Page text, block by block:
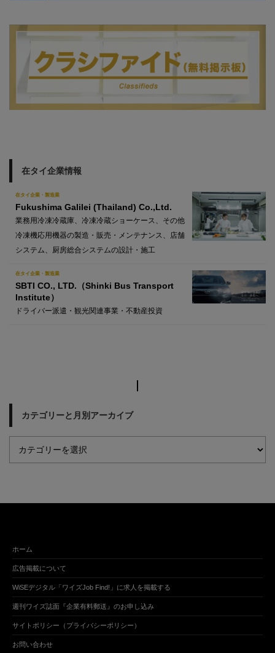
在タイ企業情報
在タイ企業・製造業
Fukushima Galilei (Thailand) Co.,Ltd.
業務用冷凍冷蔵庫、冷凍冷蔵ショーケース、その他
冷凍機応用機器の製造・販売・メンテナンス、店舗
システム、厨房総合システムの設計・施工
在タイ企業・製造業
SBTI CO., LTD.（Shinki Bus Transport
Institute）
ドライバー派遣・観光関連事業・不動産投資
カテゴリーと月別アーカイブ
ホーム
広告掲載について
WiSEデジタル「ワイズJob Find!」に求人を掲載する
週刊ワイズ誌面『企業有料郵送』のお申し込み
サイトポリシー（プライバシーポリシー）
お問い合わせ